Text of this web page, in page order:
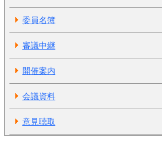
委員名簿
審議中継
開催案内
会議資料
意見聴取